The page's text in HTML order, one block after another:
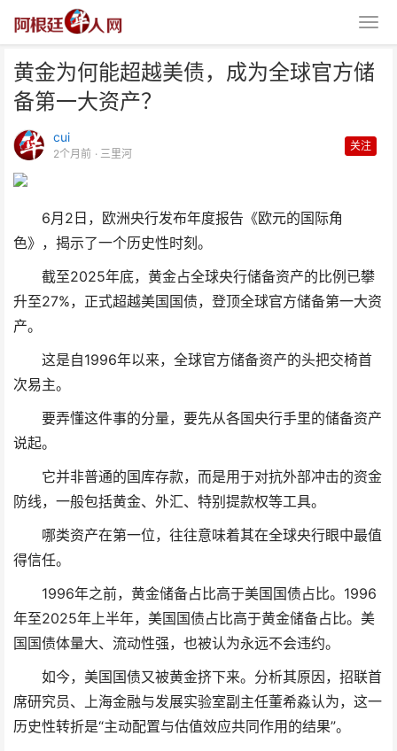
黄金为何能超越美债，成为全球官方储
备第一大资产？
cui
2个月前 · 三里河
关注
6月2日，欧洲央行发布年度报告《欧元的国际角
色》，揭示了一个历史性时刻。
截至2025年底，黄金占全球央行储备资产的比例已攀
升至27%，正式超越美国国债，登顶全球官方储备第一大资
产。
这是自1996年以来，全球官方储备资产的头把交椅首
次易主。
要弄懂这件事的分量，要先从各国央行手里的储备资产
说起。
它并非普通的国库存款，而是用于对抗外部冲击的资金
防线，一般包括黄金、外汇、特别提款权等工具。
哪类资产在第一位，往往意味着其在全球央行眼中最值
得信任。
1996年之前，黄金储备占比高于美国国债占比。1996
年至2025年上半年，美国国债占比高于黄金储备占比。美
国国债体量大、流动性强，也被认为永远不会违约。
如今，美国国债又被黄金挤下来。分析其原因，招联首
席研究员、上海金融与发展实验室副主任董希淼认为，这一
历史性转折是“主动配置与估值效应共同作用的结果”。
方储备第一大资产？